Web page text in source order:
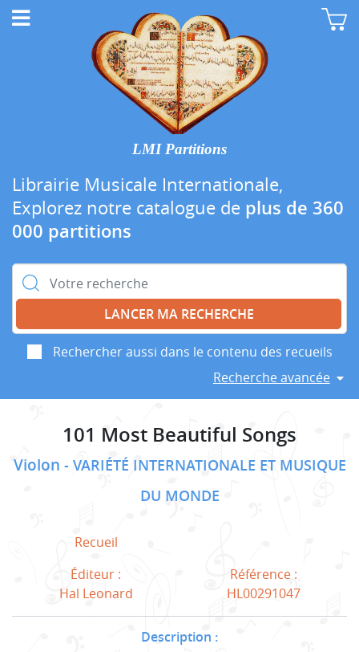
LMI Partitions
Librairie Musicale Internationale,
Explorez notre catalogue de plus de 360
000 partitions
Rechercher :
Rechercher aussi dans le contenu des recueils
Recherche avancée
101 Most Beautiful Songs
Violon
VARIÉTÉ INTERNATIONALE ET MUSIQUE
DU MONDE
Recueil
Éditeur :
Hal Leonard
Référence :
HL00291047
Description :